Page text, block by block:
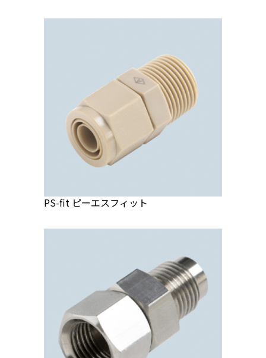
PS-fit ピーエスフィット